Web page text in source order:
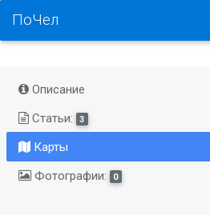
ПоЧел
Описание
Статьи:
3
Карты
Фотографии:
0